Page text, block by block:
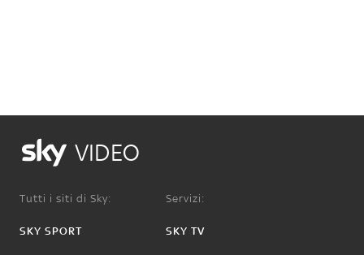
VIDEO
Tutti i siti di Sky:
SKY SPORT
Servizi:
SKY TV